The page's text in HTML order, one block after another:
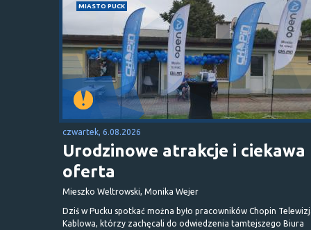
MIASTO PUCK
czwartek, 6.08.2026
Urodzinowe atrakcje i ciekawa
oferta
Mieszko Weltrowski, Monika Wejer
Dziś w Pucku spotkać można było pracowników Chopin
Kablowa, którzy zachęcali do odwiedzenia tamtejszego Biura